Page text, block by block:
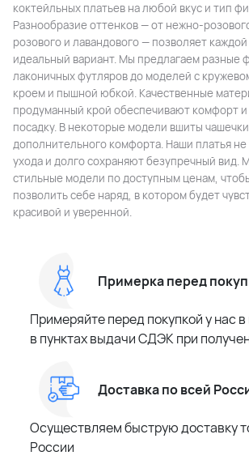
коктейльных платьев на любой вкус и тип
Разнообразие оттенков — от нежно-
розового и лавандового — позволяет
идеальный вариант. Мы предлагаем разные
лаконичных футляров до моделей с
кроем и пышной юбкой. Качественные
продуманный крой обеспечивают комфорт
посадку. В некоторые модели вшиты
дополнительного комфорта. Наши платья
ухода и долго сохраняют безупречный вид.
стильные модели по доступным ценам,
позволить себе наряд, в котором будет
красивой и уверенной.
Примерка перед
Примеряйте перед покупкой у нас
в пунктах выдачи СДЭК при
Доставка по всей
Осуществляем быструю доставку
России